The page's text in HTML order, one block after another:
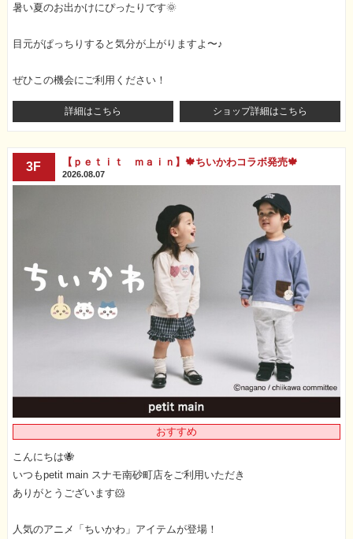
暑い夏のお出かけにぴったりです🌞
目元がぱっちりすると気分が上がりますよ〜♪
ぜひこの機会にご利用ください！
詳細はこちら ショップ詳細はこちら
3F 【ｐｅｔｉｔ ｍａｉｎ】🍁ちいかわコラボ発売🍁
2026.08.07
おすすめ
こんにちは🐝
いつもpetit main スナモ南砂町店をご利用いただき
ありがとうございます🐹
人気のアニメ「ちいかわ」アイテムが登場！